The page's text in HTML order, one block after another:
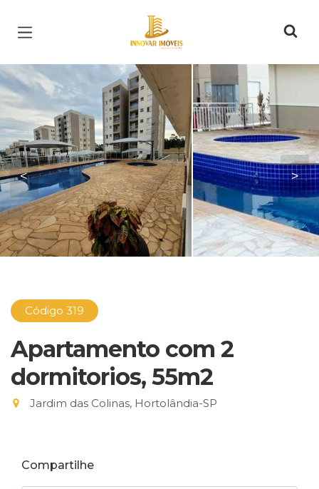
Página inicial
< >
Código 319
Apartamento com 2
dormitorios, 55m2
Jardim das Colinas, Hortolândia-SP
Compartilhe